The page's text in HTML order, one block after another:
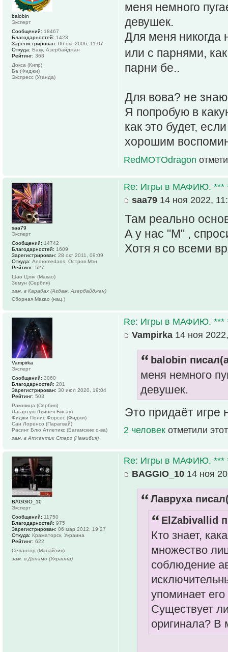
меня немного
девушек.
Для меня никогда
или с парнями,
парни бе..
Для вова? не
Я попробую в
как это будет,
хорошим
RedMOTOdragon
balobin
Эксперт
Сообщений: 18467
Благодарностей: 1423
Зарегистрирован: 06 окт 2006, 11:07
Откуда: Баку, Азербайджан
Рейтинг: 368
Докса (Кипр)
Ба (Фиджи)
Экспресс (Уганда)
Re: Игры в МАФИЮ. ***
saa79 14 ноя 2022,
Там реально
А у нас "М" ,
Хотя я со всеми
saa79
Эксперт
Сообщений: 14742
Благодарностей: 1609
Зарегистрирован: 28 окт 2011, 09:09
Откуда: Andromedans, Остров Мэн
Рейтинг: 527
Шао Цзян (Макао)
Земун (Сербия)
зам. в Карабах (Агдам, Азербайджан)
Сборная Макао (нац.)
Re: Игры в МАФИЮ. ***
Vampirka 14 ноя
balobin
меня немного
девушек.
Это придаёт игре
2 человек отметили
Vampirka
Эксперт
Сообщений: 3060
Благодарностей: 281
Зарегистрирован: 30 июл 2020, 19:04
Рейтинг: 503
Раковица (Сербия)
Лагартуш (Гвинея-Бисау)
Фиджи Полис Форсес (Фиджи)
Сан Лоренсо (Парагвай)
Расинг Блю Атлетикс (Багамские о-ва)
зам. в Атлантик Старз (Намибия)
Re: Игры в МАФИЮ. ***
BAGGIO_10 14 ноя
Лавруха
ElZabivallid
Кто знает,
множество
соблюдение
упоминает
Существует
оригинала? В
BAGGIO_10
Эксперт
Сообщений: 11750
Благодарностей: 975
Зарегистрирован: 06 мар 2012, 19:27
Откуда: Краматорск, Украина
Рейтинг: 622
Селангор (Малайзия)
зам. в Динамо (Украина)